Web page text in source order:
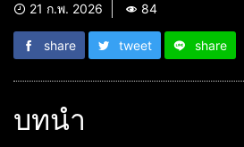
21 ก.พ. 2026 84
share tweet share
บทนำ